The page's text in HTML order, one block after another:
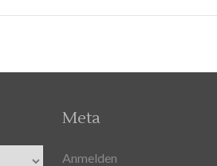
Meta
Anmelden